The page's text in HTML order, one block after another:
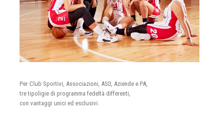
Per Club Sportivi, Associazioni, ASD, Aziende e PA,
tre tipoligie di programma fedeltà differenti,
con vantaggi unici ed esclusivi.